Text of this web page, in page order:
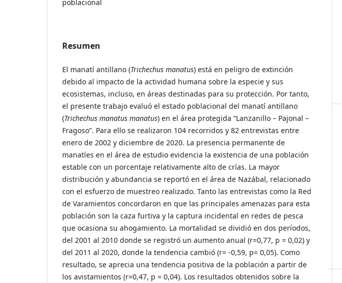
poblacional
Resumen
El manatí antillano (Trichechus manatus) está en peligro de extinción
debido al impacto de la actividad humana sobre la especie y sus
ecosistemas, incluso, en áreas destinadas para su protección. Por tanto,
el presente trabajo evaluó el estado poblacional del manatí antillano
(Trichechus manatus manatus) en el área protegida “Lanzanillo – Pajonal –
Fragoso”. Para ello se realizaron 104 recorridos y 82 entrevistas entre
enero de 2002 y diciembre de 2020. La presencia permanente de
manatíes en el área de estudio evidencia la existencia de una población
estable con un porcentaje relativamente alto de crías. La mayor
distribución y abundancia se reportó en el área de Nazábal, relacionado
con el esfuerzo de muestreo realizado. Tanto las entrevistas como la Red
de Varamientos concordaron en que las principales amenazas para esta
población son la caza furtiva y la captura incidental en redes de pesca
que ocasiona su ahogamiento. La mortalidad se dividió en dos períodos,
del 2001 al 2010 donde se registró un aumento anual (r=0,77, p = 0,02) y
del 2011 al 2020, donde la tendencia cambió (r= -0,59, p= 0,05). Como
resultado, se aprecia una tendencia positiva de la población a partir de
los avistamientos (r=0,47, p = 0,04). Los resultados obtenidos sobre la